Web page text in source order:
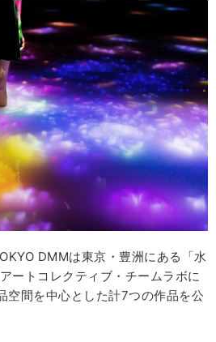
DMMは東京・豊洲にある「水
ートコレクティブ・チームラボに
空間を中心とした計7つの作品を公